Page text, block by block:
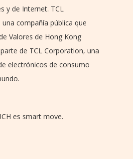
y de Internet. TCL
compañía pública que
Valores de Hong Kong
de TCL Corporation, una
electrónicos de consumo
es smart move.